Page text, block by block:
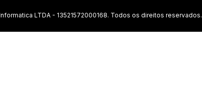
LTDA - 13521572000168. Todos os direitos reservados.